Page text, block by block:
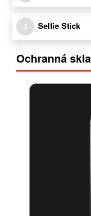
1 Selfie Stick
Ochranná